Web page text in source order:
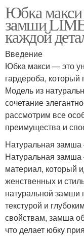
Юбка макси
замши
каждой
Введение
Юбка макси — это
гардероба,
Модель из
сочетание
рассмотрим все
преимущества и
Натуральная замша
Натуральная замша
материал, который
женственных и
натуральной замши
текстурой и
свойствам, замша
что делает юбку